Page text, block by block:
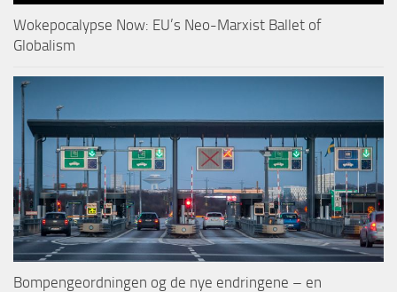
Wokepocalypse Now: EU’s Neo-Marxist Ballet of
Globalism
Bompengeordningen og de nye endringene – en